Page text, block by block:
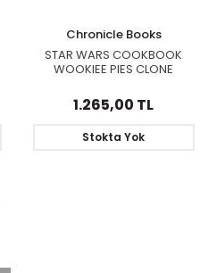
Chronicle Books
STAR WARS COOKBOOK
WOOKIEE PIES CLONE
1.265,00 TL
Stokta Yok